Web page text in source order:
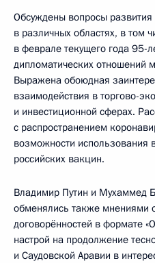
Обсуждены вопросы развития
в различных областях, в том
в феврале текущего года 95-
дипломатических отношений
Выражена обоюдная
взаимодействия в торгово-
и инвестиционной сферах.
с распространением
возможности использования
российских вакцин.
Владимир Путин и Мухаммед
обменялись также мнениями
договорённостей в формате
настрой на продолжение
и Саудовской Аравии в